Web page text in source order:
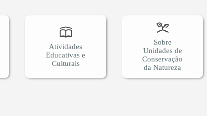
Atividades
Educativas e
Culturais
Sobre
Unidades de
Conservação
da Natureza